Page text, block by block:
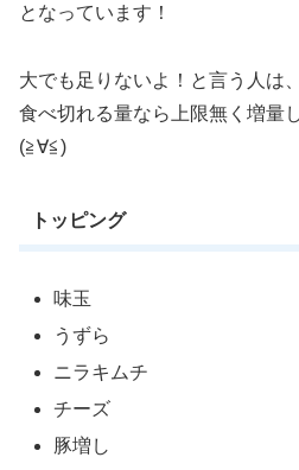
となっています！
大でも足りないよ！と言う人は、
食べ切れる量なら上限無く増量
(≧∀≦)
トッピング
味玉
うずら
ニラキムチ
チーズ
豚増し